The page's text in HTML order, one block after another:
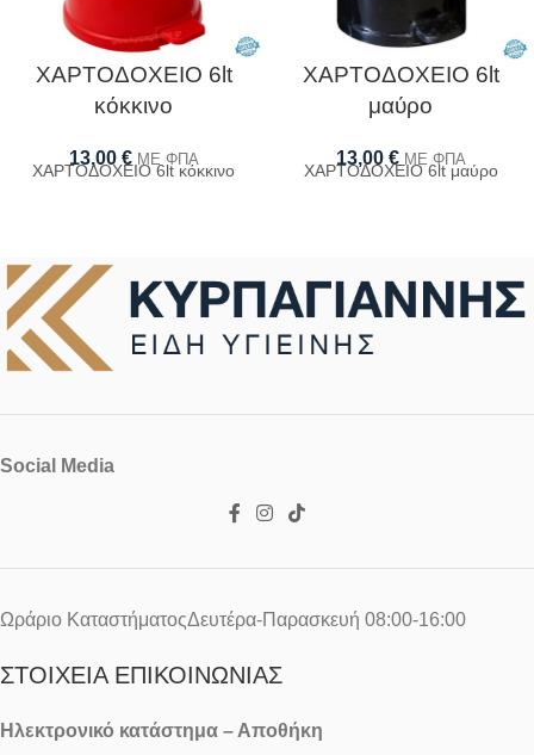
ΧΑΡΤΟΔΟΧΕΙΟ 6lt
κόκκινο
13,00 € ΜΕ ΦΠΑ
ΧΑΡΤΟΔΟΧΕΙΟ 6lt κόκκινο
ΧΑΡΤΟΔΟΧΕΙΟ 6lt
μαύρο
13,00 € ΜΕ ΦΠΑ
ΧΑΡΤΟΔΟΧΕΙΟ 6lt μαύρο
Social Media
Ωράριο ΚαταστήματοςΔευτέρα-Παρασκευή 08:00-16:00
ΣΤΟΙΧΕΊΑ ΕΠΙΚΟΙΝΩΝΊΑΣ
Ηλεκτρονικό κατάστημα – Αποθήκη